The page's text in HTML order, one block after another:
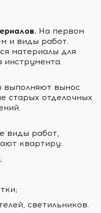
На первом
и виды работ.
материалы для
инструмента.
выполняют вынос
старых отделочных
виды работ,
квартиру:
светильников.